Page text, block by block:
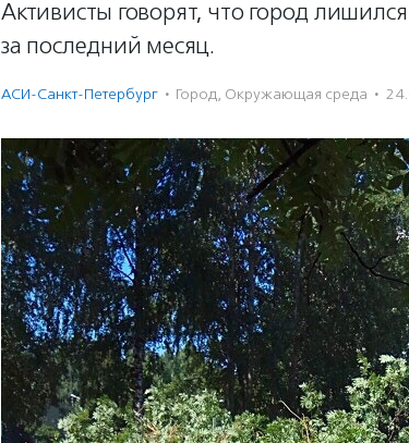
Активисты говорят, что город
за последний месяц.
АСИ-Санкт-Петербург · Город, Окружающая среда ·